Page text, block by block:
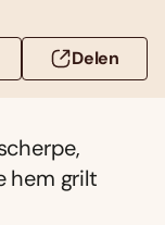
Delen
hem grilt